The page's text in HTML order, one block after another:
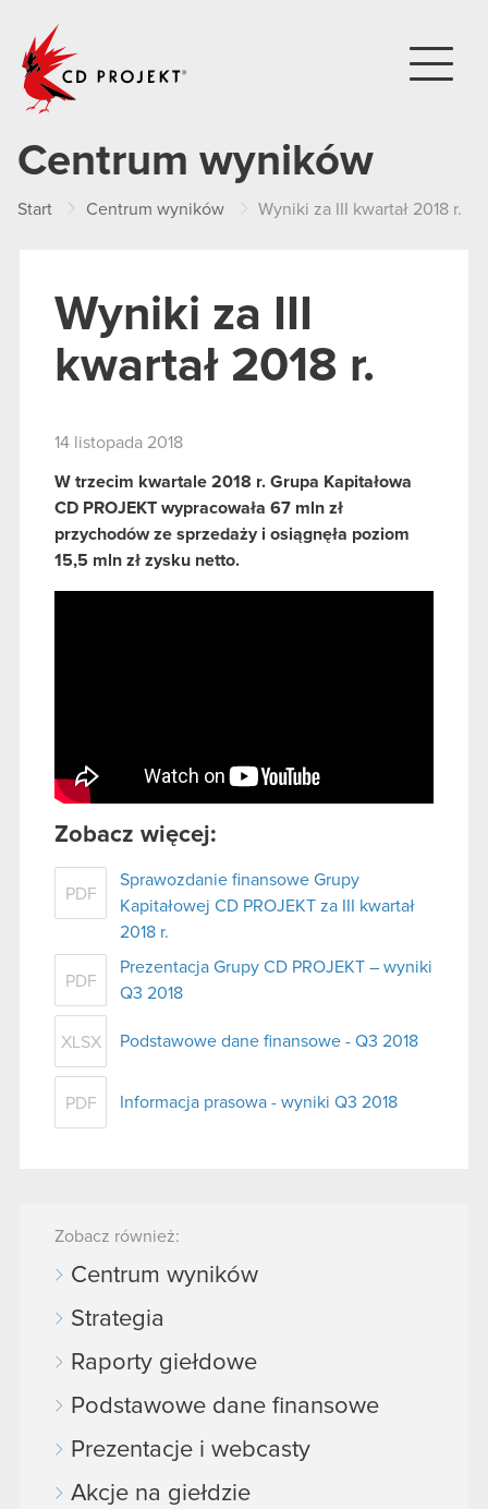
Centrum wyników
Start Centrum wyników Wyniki za III kwartał 2018 r.
Wyniki za III
kwartał 2018 r.
14 listopada 2018
W trzecim kwartale 2018 r. Grupa Kapitałowa
CD PROJEKT wypracowała 67 mln zł
przychodów ze sprzedaży i osiągnęła poziom
15,5 mln zł zysku netto.
Zobacz więcej:
PDF
Sprawozdanie finansowe Grupy
Kapitałowej CD PROJEKT za III kwartał
2018 r.
PDF
Prezentacja Grupy CD PROJEKT – wyniki
Q3 2018
XLSX Podstawowe dane finansowe - Q3 2018
PDF Informacja prasowa - wyniki Q3 2018
Zobacz również:
Centrum wyników
Strategia
Raporty giełdowe
Podstawowe dane finansowe
Prezentacje i webcasty
Akcje na giełdzie